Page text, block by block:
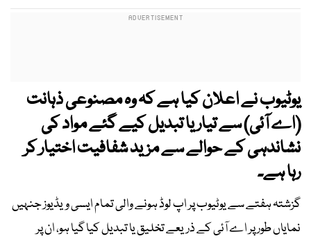
یوٹیوب نے اعلان کیا ہے کہ وہ مصنوعی ذہانت
(اے آئی) سے تیار یا تبدیل کیے گئے مواد کی
نشاندہی کے حوالے سے مزید شفافیت اختیار کر
رہا ہے۔
گزشتہ ہفتے سے یوٹیوب پر اپ لوڈ ہونے والی تمام ایسی ویڈیوز جنہیں
نمایاں طور پر اے آئی کے ذریعے تخلیق یا تبدیل کیا گیا ہو، ان پر